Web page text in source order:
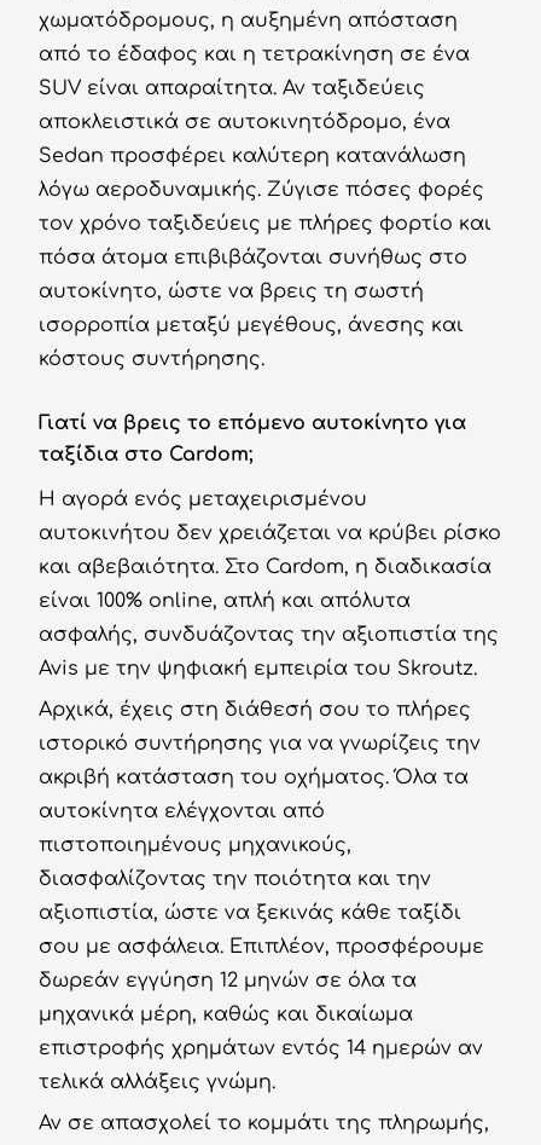
χωματόδρομους, η αυξημένη απόσταση
από το έδαφος και η τετρακίνηση σε ένα
SUV είναι απαραίτητα. Αν ταξιδεύεις
αποκλειστικά σε αυτοκινητόδρομο, ένα
Sedan προσφέρει καλύτερη κατανάλωση
λόγω αεροδυναμικής. Ζύγισε πόσες φορές
τον χρόνο ταξιδεύεις με πλήρες φορτίο και
πόσα άτομα επιβιβάζονται συνήθως στο
αυτοκίνητο, ώστε να βρεις τη σωστή
ισορροπία μεταξύ μεγέθους, άνεσης και
κόστους συντήρησης.
Γιατί να βρεις το επόμενο αυτοκίνητο για
ταξίδια στο Cardom;
Η αγορά ενός μεταχειρισμένου
αυτοκινήτου δεν χρειάζεται να κρύβει ρίσκο
και αβεβαιότητα. Στο Cardom, η διαδικασία
είναι 100% online, απλή και απόλυτα
ασφαλής, συνδυάζοντας την αξιοπιστία της
Avis με την ψηφιακή εμπειρία του Skroutz.
Αρχικά, έχεις στη διάθεσή σου το πλήρες
ιστορικό συντήρησης για να γνωρίζεις την
ακριβή κατάσταση του οχήματος. Όλα τα
αυτοκίνητα ελέγχονται από
πιστοποιημένους μηχανικούς,
διασφαλίζοντας την ποιότητα και την
αξιοπιστία, ώστε να ξεκινάς κάθε ταξίδι
σου με ασφάλεια. Επιπλέον, προσφέρουμε
δωρεάν εγγύηση 12 μηνών σε όλα τα
μηχανικά μέρη, καθώς και δικαίωμα
επιστροφής χρημάτων εντός 14 ημερών αν
τελικά αλλάξεις γνώμη.
Αν σε απασχολεί το κομμάτι της πληρωμής,